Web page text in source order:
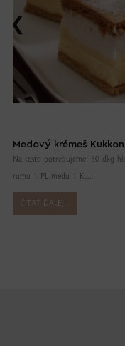
Medový krémeš
Na cesto potrebujeme: 30 dkg
rumu 1 PL medu 1 KL...
ČÍTAŤ ĎALEJ...